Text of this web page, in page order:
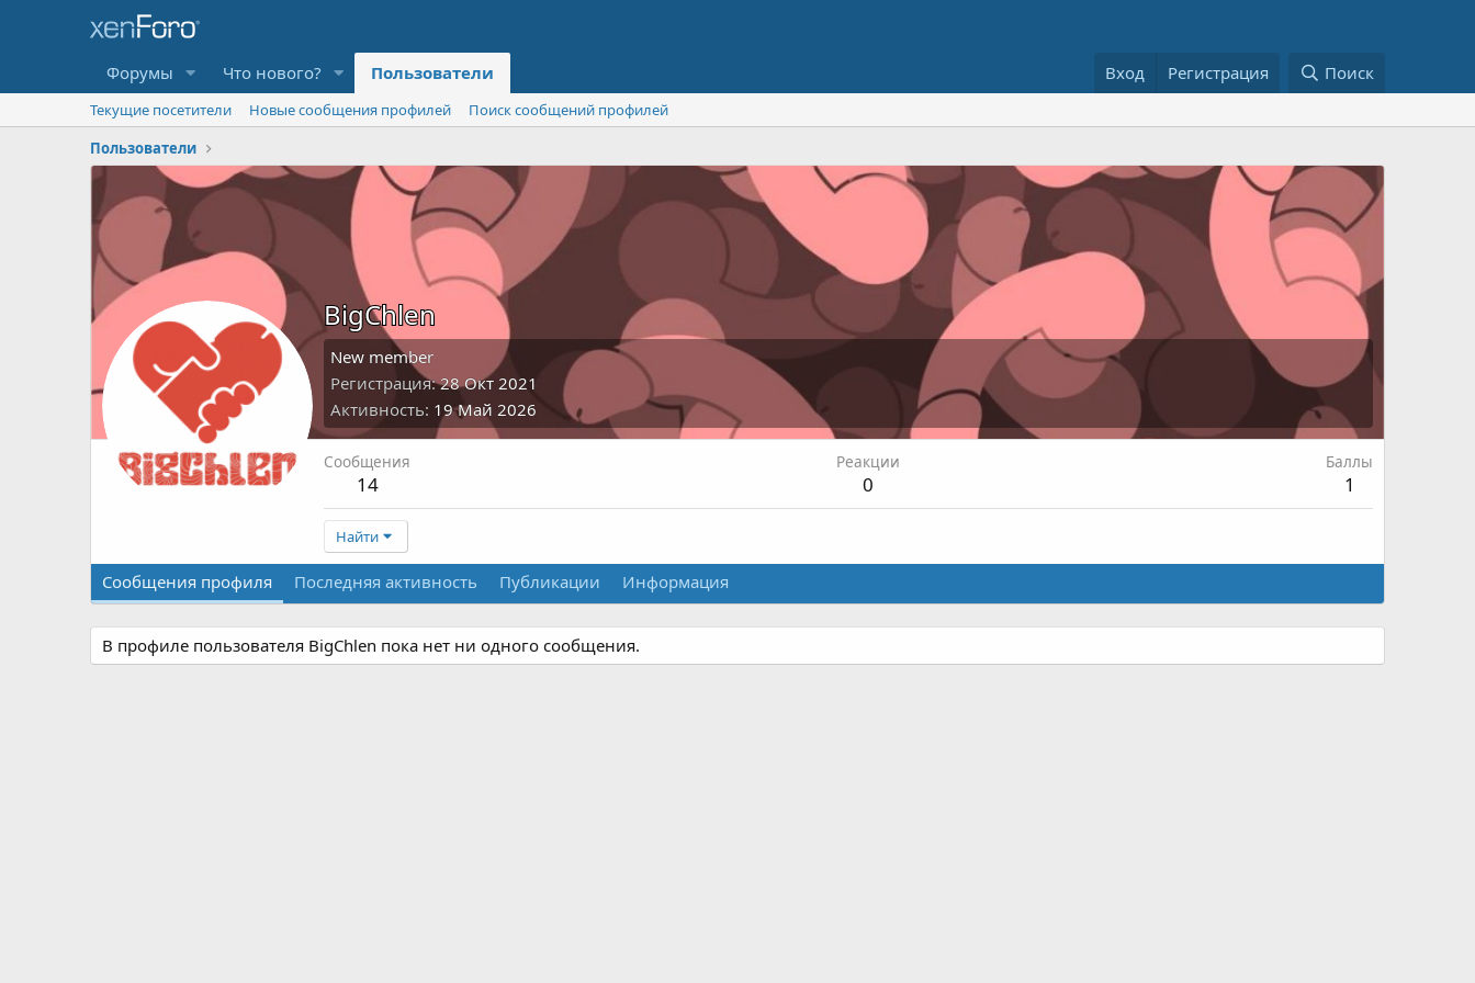
Форумы Что нового? Пользователи Вход Регистрация Поиск
Текущие посетители Новые сообщения профилей
Поиск сообщений профилей
Пользователи
BigChlen
New member
Регистрация 28 Окт 2021
Активность 19 Май 2026
Сообщения
14
Реакции
0
Баллы
1
Найти
Сообщения профиля Последняя активность Публикации Информация
В профиле пользователя BigChlen пока нет ни одного сообщения.